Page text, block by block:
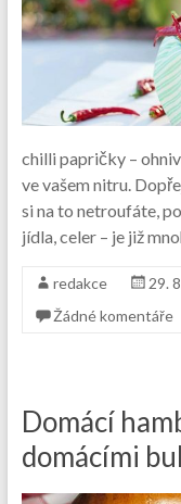
chilli papričky –
ve vašem nitru.
si na to netroufáte,
jídla, celer – je již
redakce 29.
Žádné komentáře
Domácí
domácími